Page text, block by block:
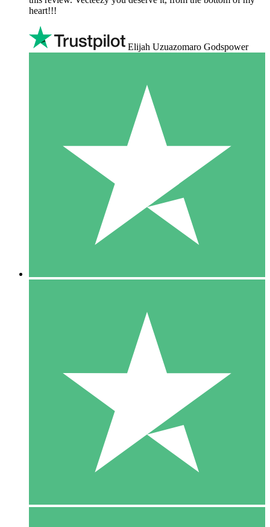
heart!!!
Elijah Uzuazomaro Godspower